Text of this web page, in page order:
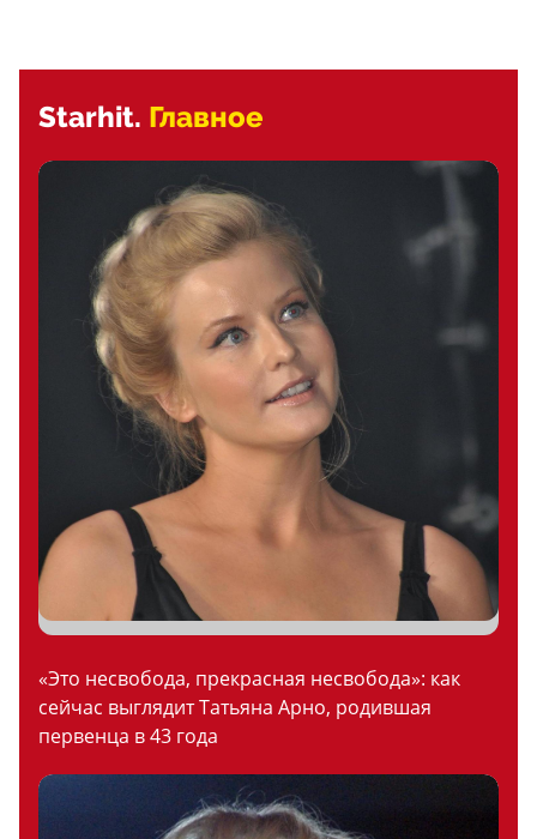
Starhit. Главное
«Это несвобода, прекрасная несвобода»: как
сейчас выглядит Татьяна Арно, родившая
первенца в 43 года